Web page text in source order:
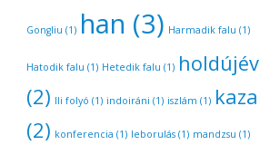
Gongliu (1) han (3) Harmadik falu (1)
Hatodik falu (1) Hetedik falu (1) holdújév
(2) Ili folyó (1) indoiráni (1) iszlám (1)
(2) konferencia (1) leborulás (1) mandzsu (1)